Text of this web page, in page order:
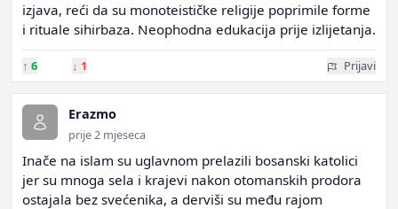
izjava, reći da su monoteističke religije poprimile forme
i rituale sihirbaza. Neophodna edukacija prije izlijetanja.
↑ 6 ↓ 1 Prijavi
Erazmo
prije 2 mjeseca
Inače na islam su uglavnom prelazili bosanski katolici
jer su mnoga sela i krajevi nakon otomanskih prodora
ostajala bez svećenika, a derviši su među rajom